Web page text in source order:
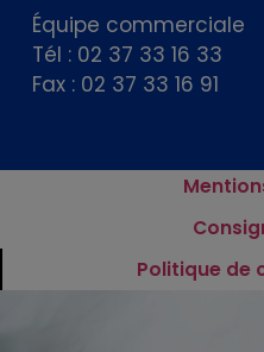
Équipe commerciale
Tél : 02 37 33 16 33
Fax : 02 37 33 16 91
Politique de